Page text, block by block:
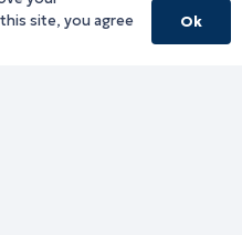
Καβάλας
site, you agree
Ok